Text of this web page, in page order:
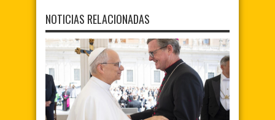
NOTICIAS RELACIONADAS